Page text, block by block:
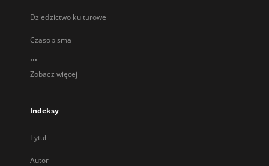
Dziedzictwo kulturowe
Czasopisma
...
Zobacz więcej
Indeksy
Tytuł
Autor